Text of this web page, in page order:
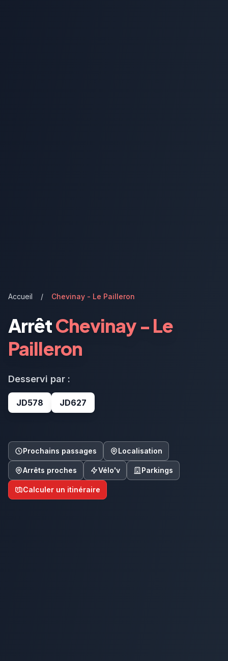
Accueil / Chevinay - Le Pailleron
ArrêtChevinay - Le
Pailleron
Desservi par :
JD578 JD627
Prochains passages Localisation
Arrêts proches Vélo'v Parkings
Calculer un itinéraire